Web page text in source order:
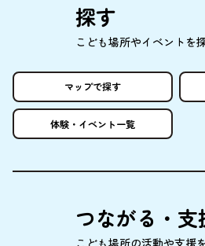
探す
こども場所やイベントを
マップで探す
体験 ・イベント一覧
つながる・ 支